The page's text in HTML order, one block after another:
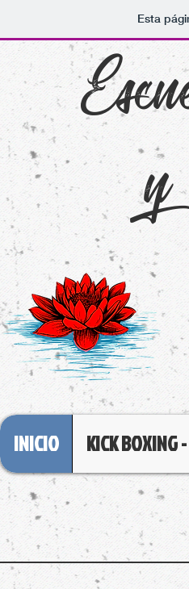
Esta
y
INICIO KICK BOXING